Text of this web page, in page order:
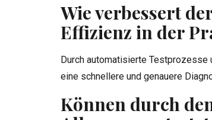
Wie verbessert
Effizienz in der
Durch automatisierte Testprozesse
eine schnellere und genauere
Können durch